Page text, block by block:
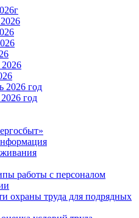
2026 год
год
работы с персоналом
охраны труда для подрядных